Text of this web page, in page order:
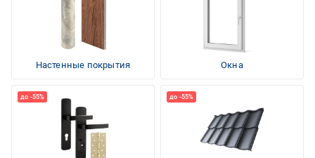
Настенные покрытия Окна